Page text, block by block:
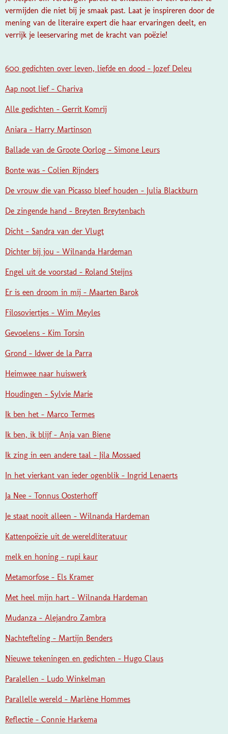
vermijden die niet bij je smaak past. Laat je inspireren door de
mening van de literaire expert die haar ervaringen deelt, en
verrijk je leeservaring met de kracht van poëzie!
600 gedichten over leven, liefde en dood - Jozef Deleu
Aap noot lief - Chariva
Alle gedichten - Gerrit Komrij
Aniara - Harry Martinson
Ballade van de Groote Oorlog - Simone Leurs
Bonte was - Colien Rijnders
De vrouw die van Picasso bleef houden - Julia Blackburn
De zingende hand - Breyten Breytenbach
Dicht - Sandra van der Vlugt
Dichter bij jou - Wilnanda Hardeman
Engel uit de voorstad - Roland Steijns
Er is een droom in mij - Maarten Barok
Filosoviertjes - Wim Meyles
Gevoelens - Kim Torsin
Grond - Idwer de la Parra
Heimwee naar huiswerk
Houdingen - Sylvie Marie
Ik ben het - Marco Termes
Ik ben, ik blijf - Anja van Biene
Ik zing in een andere taal - Jila Mossaed
In het vierkant van ieder ogenblik - Ingrid Lenaerts
Ja Nee - Tonnus Oosterhoff
Je staat nooit alleen - Wilnanda Hardeman
Kattenpoëzie uit de wereldliteratuur
melk en honing - rupi kaur
Metamorfose - Els Kramer
Met heel mijn hart - Wilnanda Hardeman
Mudanza - Alejandro Zambra
Nachtefteling - Martijn Benders
Nieuwe tekeningen en gedichten - Hugo Claus
Paralellen - Ludo Winkelman
Parallelle wereld - Marlène Hommes
Reflectie - Connie Harkema